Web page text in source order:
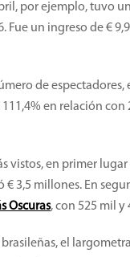
por ejemplo, tuvo
Fue un ingreso de €
de
en relación
vistos, en primer lugar
€ 3,5 millones. En
Oscuras, con 525 mil y
el